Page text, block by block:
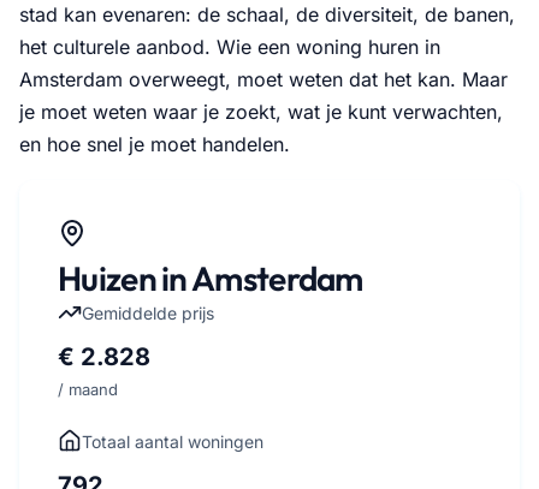
stad kan evenaren: de schaal, de diversiteit, de banen,
het culturele aanbod. Wie een woning huren in
Amsterdam overweegt, moet weten dat het kan. Maar
je moet weten waar je zoekt, wat je kunt verwachten,
en hoe snel je moet handelen.
Huizen in Amsterdam
Gemiddelde prijs
€ 2.828
/ maand
Totaal aantal woningen